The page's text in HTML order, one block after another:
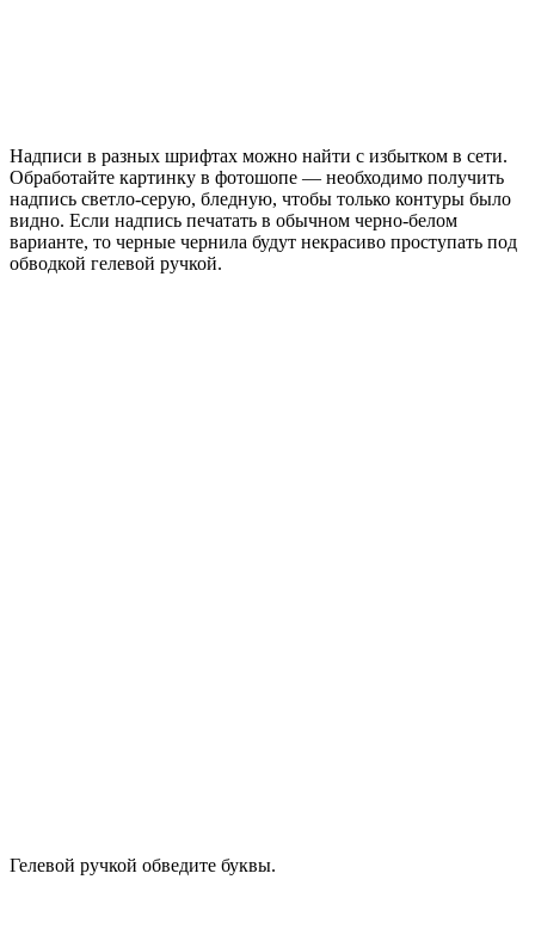
Надписи в разных шрифтах можно найти с избытком в сети.
Обработайте картинку в фотошопе — необходимо получить
надпись светло-серую, бледную, чтобы только контуры было
видно. Если надпись печатать в обычном черно-белом
варианте, то черные чернила будут некрасиво проступать под
обводкой гелевой ручкой.
Гелевой ручкой обведите буквы.